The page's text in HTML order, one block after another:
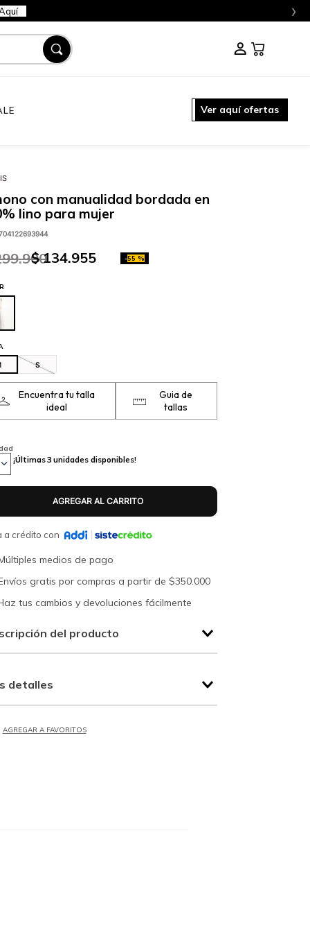
›
Ver aquí ofertas
con manualidad bordada en
lino para mujer
.900
$ 134.955 -55 %
S
Encuentra tu talla
ideal
Guia de
tallas
¡Últimas3 unidades disponibles!
a crédito con
medios de pago
gratis por compras a partir de $350.000
tus cambios y devoluciones fácilmente
del producto
detalles